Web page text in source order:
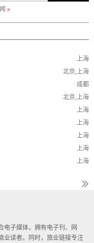
»
上海
北京,上海
成都
北京,上海
上海
上海
上海
上海
上海
电子媒体，拥有电子刊、网
业读者。同时，旅业链接专注